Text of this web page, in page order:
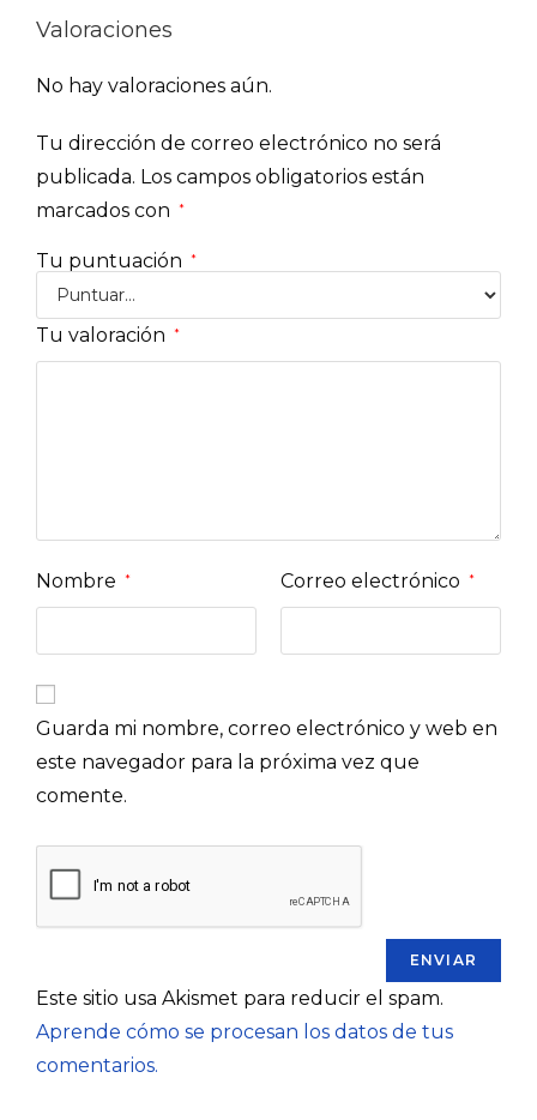
Valoraciones
No hay valoraciones aún.
Tu dirección de correo electrónico no será
publicada. Los campos obligatorios están
marcados con
*
Tu puntuación *
Tu valoración *
Nombre * Correo electrónico *
Guarda mi nombre, correo electrónico y web en
este navegador para la próxima vez que
comente.
Este sitio usa Akismet para reducir el spam.
Aprende cómo se procesan los datos de tus
comentarios.